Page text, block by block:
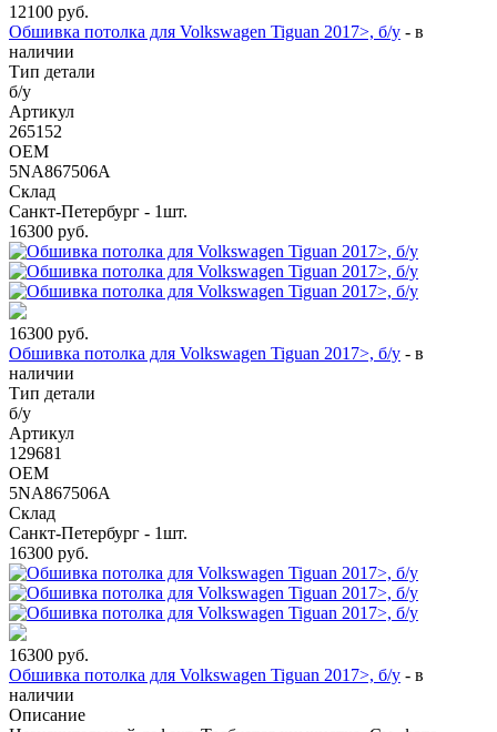
12100 руб.
Обшивка потолка для Volkswagen Tiguan 2017>, б/у - в
наличии
Тип детали
б/у
Артикул
265152
OEM
5NA867506A
Склад
Санкт-Петербург - 1шт.
16300 руб.
16300 руб.
Обшивка потолка для Volkswagen Tiguan 2017>, б/у - в
наличии
Тип детали
б/у
Артикул
129681
OEM
5NA867506A
Склад
Санкт-Петербург - 1шт.
16300 руб.
16300 руб.
Обшивка потолка для Volkswagen Tiguan 2017>, б/у - в
наличии
Описание